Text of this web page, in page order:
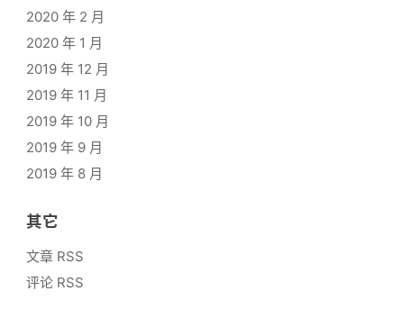
2020 年 2 月
2020 年 1 月
2019 年 12 月
2019 年 11 月
2019 年 10 月
2019 年 9 月
2019 年 8 月
其它
文章 RSS
评论 RSS